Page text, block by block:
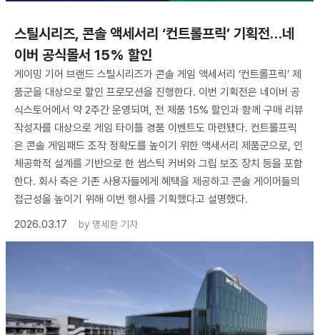
스틸시리즈, 콘솔 액세서리 ‘컨트롤프릭’ 기획전…네
이버 공식몰서 15% 할인
게이밍 기어 브랜드 스틸시리즈가 콘솔 게임 액세서리 ‘컨트롤프릭’ 제
품군을 대상으로 할인 프로모션을 진행한다. 이번 기획전은 네이버 공
식스토어에서 약 2주간 운영되며, 전 제품 15% 할인과 함께 구매 리뷰
작성자를 대상으로 게임 타이틀 경품 이벤트도 마련됐다. 컨트롤프릭
은 콘솔 게임패드 조작 정확도를 높이기 위한 액세서리 제품군으로, 인
체공학적 설계를 기반으로 한 썸스틱 커버와 그립 보조 장치 등을 포함
한다. 회사 측은 기존 사용자들에게 혜택을 제공하고 콘솔 게이머들의
접근성을 높이기 위해 이번 행사를 기획했다고 설명했다.
2026.03.17
by 명세환 기자